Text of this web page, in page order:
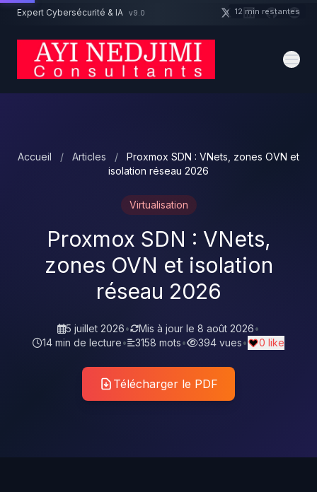
Aller au contenu principal
Expert Cybersécurité & IA v9.0
Accueil / Articles /
Proxmox SDN : VNets, zones OVN et
isolation réseau 2026
Virtualisation
Proxmox SDN : VNets,
zones OVN et isolation
réseau 2026
5 juillet 2026• Mis à jour le 8 août 2026•
14 min de lecture• 3158 mots• 394 vues• 0 like
Télécharger le PDF
Un projet cybersécurité ? 12 min restantes